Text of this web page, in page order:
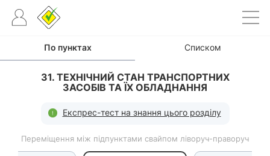
По пунктах Списком
31. ТЕХНІЧНИЙ СТАН ТРАНСПОРТНИХ
ЗАСОБІВ ТА ЇХ ОБЛАДНАННЯ
Експрес-тест на знання цього розділу
Переміщення між підпунктами свайпом ліворуч-праворуч